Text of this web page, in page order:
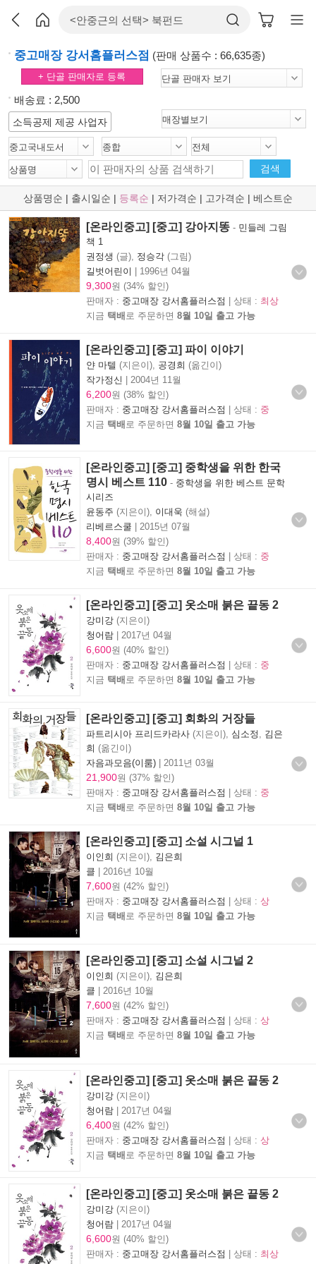
중고매장 강서홈플러스점 (판매 상품수 : 66,635종)
+ 단골 판매자로 등록
배송료 : 2,500
소득공제 제공 사업자
검색
상품명순 | 출시일순 | 등록순 | 저가격순 | 고가격순 | 베스트순
[온라인중고] [중고] 강아지똥 - 민들레 그림
책 1
권정생 (글), 정승각 (그림)
길벗어린이
1996년 04월
9,300원 (34% 할인)
판매자 : 중고매장 강서홈플러스점 | 상태 : 최상
지금 택배 로 주문하면 8월 10일 출고 가능
[온라인중고] [중고] 파이 이야기
얀 마텔 (지은이), 공경희 (옮긴이)
작가정신
2004년 11월
6,200원 (38% 할인)
판매자 : 중고매장 강서홈플러스점 | 상태 : 중
지금 택배 로 주문하면 8월 10일 출고 가능
[온라인중고] [중고] 중학생을 위한 한국
명시 베스트 110 - 중학생을 위한 베스트 문학
시리즈
윤동주 (지은이), 이대욱 (해설)
리베르스쿨
2015년 07월
8,400원 (39% 할인)
판매자 : 중고매장 강서홈플러스점 | 상태 : 중
지금 택배 로 주문하면 8월 10일 출고 가능
[온라인중고] [중고] 옷소매 붉은 끝동 2
강미강 (지은이)
청어람
2017년 04월
6,600원 (40% 할인)
판매자 : 중고매장 강서홈플러스점 | 상태 : 중
지금 택배 로 주문하면 8월 10일 출고 가능
[온라인중고] [중고] 회화의 거장들
파트리시아 프리드카라사 (지은이), 심소정 , 김은
희 (옮긴이)
자음과모음(이룸)
2011년 03월
21,900원 (37% 할인)
판매자 : 중고매장 강서홈플러스점 | 상태 : 중
지금 택배 로 주문하면 8월 10일 출고 가능
[온라인중고] [중고] 소설 시그널 1
이인희 (지은이), 김은희
클
2016년 10월
7,600원 (42% 할인)
판매자 : 중고매장 강서홈플러스점 | 상태 : 상
지금 택배 로 주문하면 8월 10일 출고 가능
[온라인중고] [중고] 소설 시그널 2
이인희 (지은이), 김은희
클
2016년 10월
7,600원 (42% 할인)
판매자 : 중고매장 강서홈플러스점 | 상태 : 상
지금 택배 로 주문하면 8월 10일 출고 가능
[온라인중고] [중고] 옷소매 붉은 끝동 2
강미강 (지은이)
청어람
2017년 04월
6,400원 (42% 할인)
판매자 : 중고매장 강서홈플러스점 | 상태 : 상
지금 택배 로 주문하면 8월 10일 출고 가능
[온라인중고] [중고] 옷소매 붉은 끝동 2
강미강 (지은이)
청어람
2017년 04월
6,600원 (40% 할인)
판매자 : 중고매장 강서홈플러스점 | 상태 : 최상